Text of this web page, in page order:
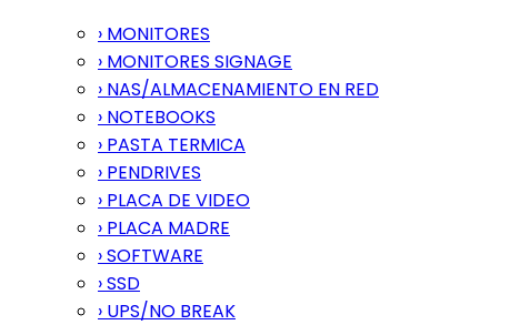
› MONITORES
› MONITORES SIGNAGE
› NAS/ALMACENAMIENTO EN RED
› NOTEBOOKS
› PASTA TERMICA
› PENDRIVES
› PLACA DE VIDEO
› PLACA MADRE
› SOFTWARE
› SSD
› UPS/NO BREAK